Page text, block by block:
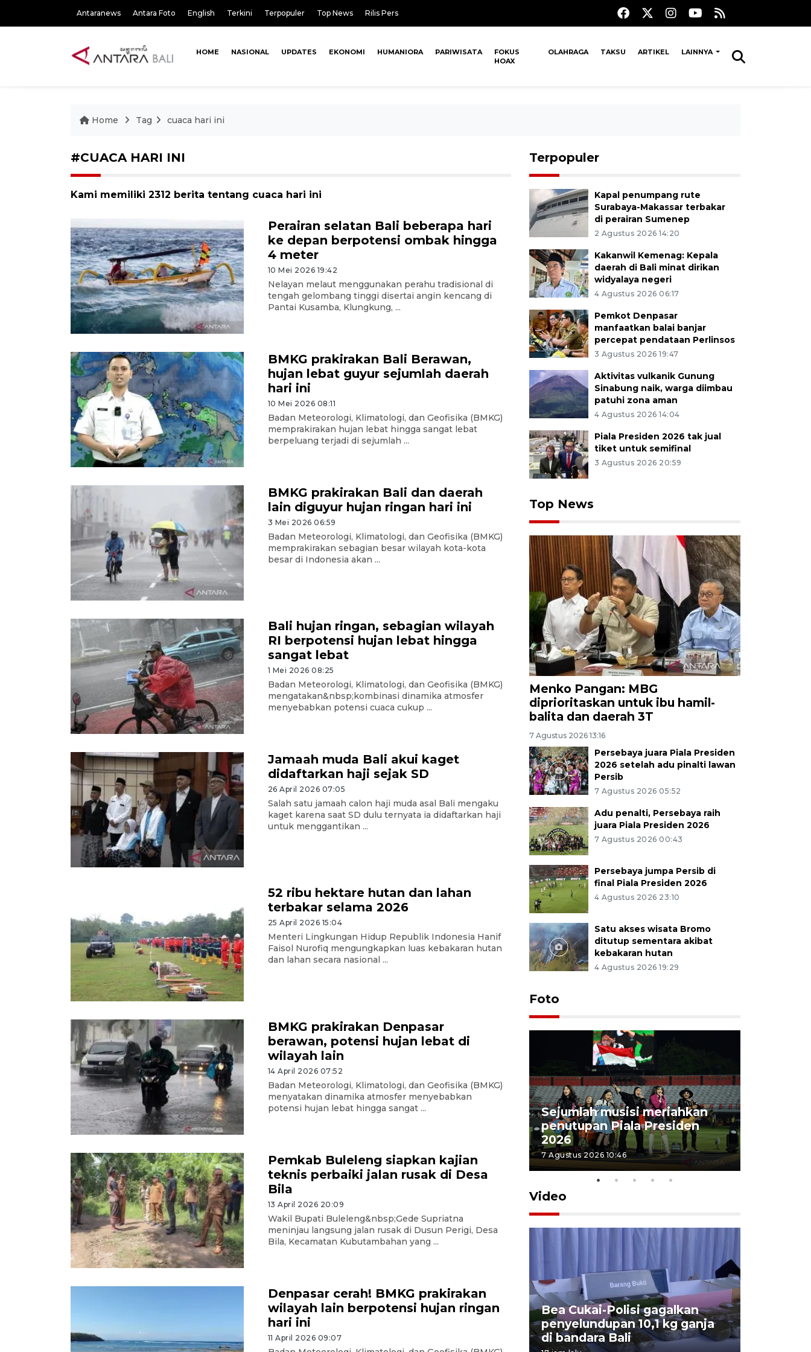
Antaranews Antara Foto English Terkini Terpopuler Top News Rilis Pers
HOME NASIONAL UPDATES EKONOMI HUMANIORA PARIWISATA
FOKUS
HOAX
OLAHRAGA TAKSU ARTIKEL LAINNYA
Home Tag cuaca hari ini
#CUACA HARI INI
Kami memiliki 2312 berita tentang cuaca hari ini
Perairan selatan Bali beberapa hari
ke depan berpotensi ombak hingga
4 meter
10 Mei 2026 19:42
Nelayan melaut menggunakan perahu tradisional di
tengah gelombang tinggi disertai angin kencang di
Pantai Kusamba, Klungkung, ...
BMKG prakirakan Bali Berawan,
hujan lebat guyur sejumlah daerah
hari ini
10 Mei 2026 08:11
Badan Meteorologi, Klimatologi, dan Geofisika (BMKG)
memprakirakan hujan lebat hingga sangat lebat
berpeluang terjadi di sejumlah ...
BMKG prakirakan Bali dan daerah
lain diguyur hujan ringan hari ini
3 Mei 2026 06:59
Badan Meteorologi, Klimatologi, dan Geofisika (BMKG)
memprakirakan sebagian besar wilayah kota-kota
besar di Indonesia akan ...
Bali hujan ringan, sebagian wilayah
RI berpotensi hujan lebat hingga
sangat lebat
1 Mei 2026 08:25
Badan Meteorologi, Klimatologi, dan Geofisika (BMKG)
mengatakan&nbsp;kombinasi dinamika atmosfer
menyebabkan potensi cuaca cukup ...
Jamaah muda Bali akui kaget
didaftarkan haji sejak SD
26 April 2026 07:05
Salah satu jamaah calon haji muda asal Bali mengaku
kaget karena saat SD dulu ternyata ia didaftarkan haji
untuk menggantikan ...
52 ribu hektare hutan dan lahan
terbakar selama 2026
25 April 2026 15:04
Menteri Lingkungan Hidup Republik Indonesia Hanif
Faisol Nurofiq mengungkapkan luas kebakaran hutan
dan lahan secara nasional ...
BMKG prakirakan Denpasar
berawan, potensi hujan lebat di
wilayah lain
14 April 2026 07:52
Badan Meteorologi, Klimatologi, dan Geofisika (BMKG)
menyatakan dinamika atmosfer menyebabkan
potensi hujan lebat hingga sangat ...
Pemkab Buleleng siapkan kajian
teknis perbaiki jalan rusak di Desa
Bila
13 April 2026 20:09
Wakil Bupati Buleleng&nbsp;Gede Supriatna
meninjau langsung jalan rusak di Dusun Perigi, Desa
Bila, Kecamatan Kubutambahan yang ...
Denpasar cerah! BMKG prakirakan
wilayah lain berpotensi hujan ringan
hari ini
11 April 2026 09:07
Terpopuler
Kapal penumpang rute
Surabaya-Makassar terbakar
di perairan Sumenep
2 Agustus 2026 14:20
Kakanwil Kemenag: Kepala
daerah di Bali minat dirikan
widyalaya negeri
4 Agustus 2026 06:17
Pemkot Denpasar
manfaatkan balai banjar
percepat pendataan Perlinsos
3 Agustus 2026 19:47
Aktivitas vulkanik Gunung
Sinabung naik, warga diimbau
patuhi zona aman
4 Agustus 2026 14:04
Piala Presiden 2026 tak jual
tiket untuk semifinal
3 Agustus 2026 20:59
Top News
Menko Pangan: MBG
diprioritaskan untuk ibu hamil-
balita dan daerah 3T
7 Agustus 2026 13:16
Persebaya juara Piala Presiden
2026 setelah adu pinalti lawan
Persib
7 Agustus 2026 05:52
Adu penalti, Persebaya raih
juara Piala Presiden 2026
7 Agustus 2026 00:43
Persebaya jumpa Persib di
final Piala Presiden 2026
4 Agustus 2026 23:10
Satu akses wisata Bromo
ditutup sementara akibat
kebakaran hutan
4 Agustus 2026 19:29
Foto
Tiga matra TNI unjuk
kemampuan tempur Perisai
5 Agustus 2026 16:28
Sejumlah musisi meriahkan
penutupan Piala Presiden
2026
7 Agustus 2026 10:46
Video
Polisi tetapkan lima tersangka
Tabanan
Bea Cukai-Polisi gagalkan
penyelundupan 10,1 kg ganja
di bandara Bali